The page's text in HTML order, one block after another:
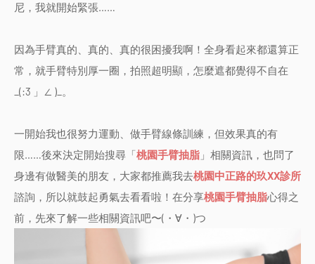
尼，我就開始緊張……
因為手臂真的、真的、真的很困擾我啊！全身看起來都還算正
常，就手臂特別厚一圈，拍照超明顯，怎麼遮都覺得不自在
_(:3 」∠ )_。
一開始我也很努力運動、做手臂線條訓練，但效果真的有
限……後來決定開始搜尋「桃園手臂抽脂 」相關資訊，也問了
身邊有做醫美的朋友，大家都推薦我去桃園中正路的玖XX診所
諮詢，所以就鼓起勇氣去看看啦！在分享桃園手臂抽脂心得之
前，先來了解一些相關資訊吧〜(・∀・)つ